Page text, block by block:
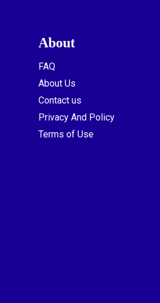
About
FAQ
About Us
Contact us
Privacy And Policy
Terms of Use